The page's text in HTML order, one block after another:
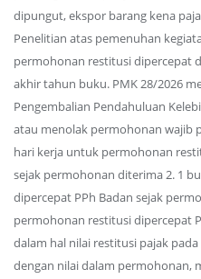
dipungut, ekspor barang kena
Penelitian atas pemenuhan
permohonan restitusi dipercepat
akhir tahun buku. PMK 28/2026
Pengembalian Pendahuluan
atau menolak permohonan wajib
hari kerja untuk permohonan
sejak permohonan diterima 2. 1
dipercepat PPh Badan sejak
permohonan restitusi dipercepat
dalam hal nilai restitusi pajak
dengan nilai dalam permohonan,